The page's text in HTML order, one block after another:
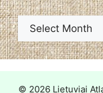
© 2026 Lietuviai